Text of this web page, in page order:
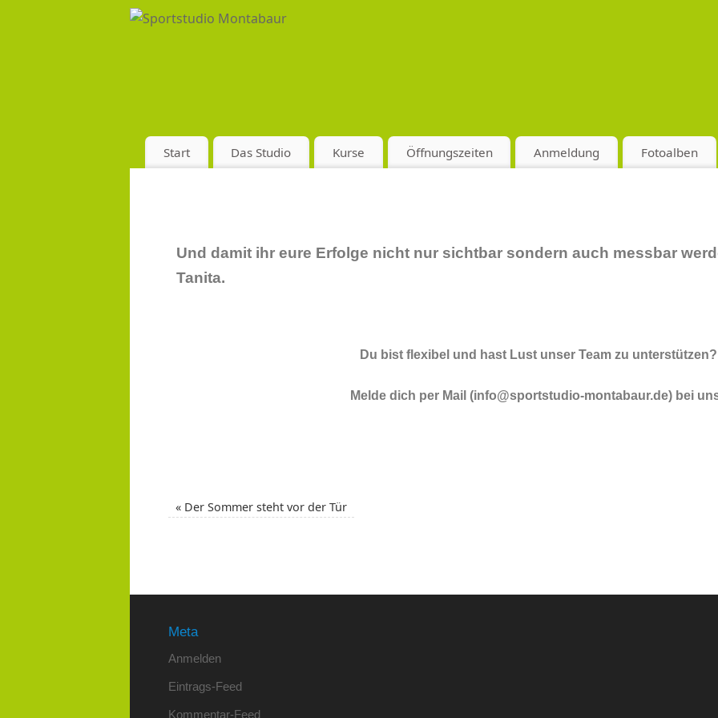
Start Das Studio Kurse Öffnungszeiten Anmeldung Fotoalben
Und damit ihr eure Erfolge nicht nur sichtbar sondern auch messbar
Tanita.
Du bist flexibel und hast Lust unser Team zu unterstützen?
Melde dich per Mail (info@sportstudio-montabaur.de) bei
« Der Sommer steht vor der Tür
Meta
Anmelden
Eintrags-Feed
Kommentar-Feed